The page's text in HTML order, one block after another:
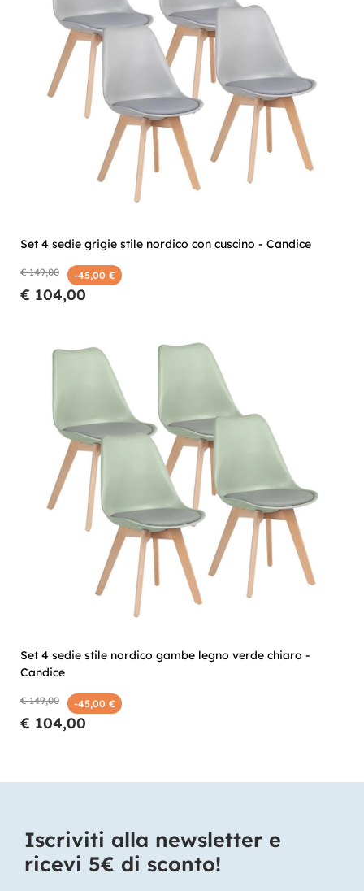
Set 4 sedie grigie stile nordico con cuscino - Candice
€ 149,00 -45,00 €
€ 104,00
Set 4 sedie stile nordico gambe legno verde chiaro -
Candice
€ 149,00 -45,00 €
€ 104,00
Iscriviti alla newsletter e
ricevi 5€ di sconto!​